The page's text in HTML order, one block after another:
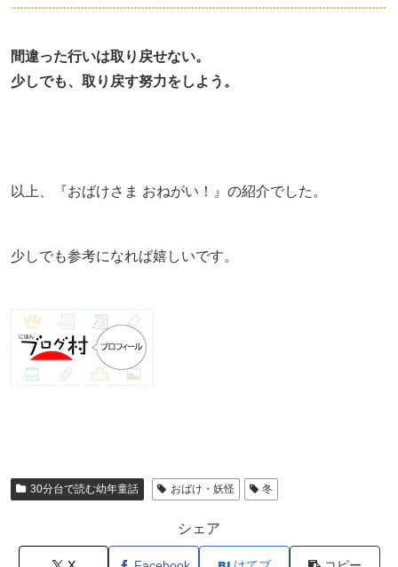
間違った行いは取り戻せない。
少しでも、取り戻す努力をしよう。
以上、『おばけさま おねがい！』の紹介でした。
少しでも参考になれば嬉しいです。
30分台で読む幼年童話 おばけ・妖怪 冬
シェア